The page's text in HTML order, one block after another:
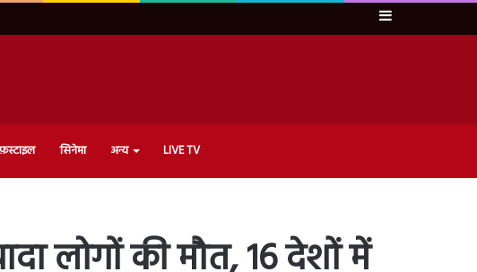
Sidebar
सिनेमा अन्य LIVE TV
लोगों की मौत, 16 देशों में